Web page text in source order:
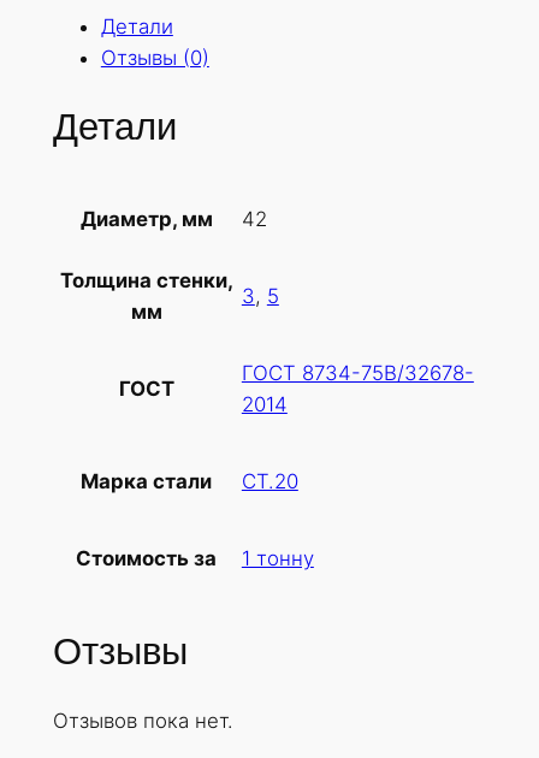
в
д
о
Детали
Отзывы (0)
Детали
Диаметр, мм 42
Толщина стенки,
мм
3, 5
ГОСТ
ГОСТ 8734-75В/32678-
2014
Марка стали СТ.20
Стоимость за 1 тонну
Отзывы
Отзывов пока нет.